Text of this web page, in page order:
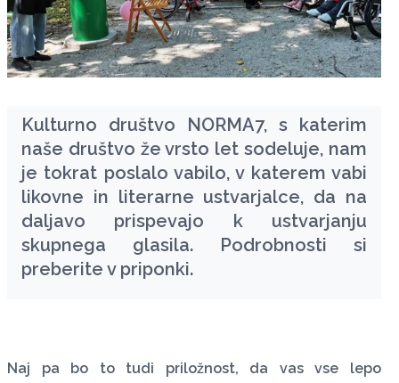
Kulturno društvo NORMA7, s katerim
naše društvo že vrsto let sodeluje, nam
je tokrat poslalo vabilo, v katerem vabi
likovne in literarne ustvarjalce, da na
daljavo prispevajo k ustvarjanju
skupnega glasila. Podrobnosti si
preberite v priponki.
Naj pa bo to tudi priložnost, da vas vse lepo